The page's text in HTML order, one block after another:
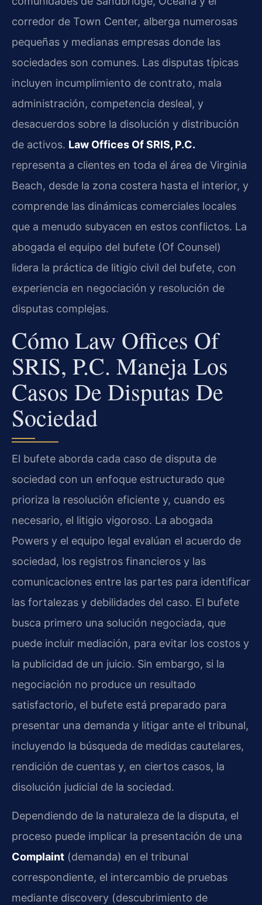
corredor de Town Center, alberga numerosas
pequeñas y medianas empresas donde las
sociedades son comunes. Las disputas típicas
incluyen incumplimiento de contrato, mala
administración, competencia desleal, y
desacuerdos sobre la disolución y distribución
de activos. Law Offices Of SRIS, P.C.
representa a clientes en toda el área de Virginia
Beach, desde la zona costera hasta el interior, y
comprende las dinámicas comerciales locales
que a menudo subyacen en estos conflictos. La
abogada el equipo del bufete (Of Counsel)
lidera la práctica de litigio civil del bufete, con
experiencia en negociación y resolución de
disputas complejas.
Cómo Law Offices Of
SRIS, P.C. Maneja Los
Casos De Disputas De
Sociedad
El bufete aborda cada caso de disputa de
sociedad con un enfoque estructurado que
prioriza la resolución eficiente y, cuando es
necesario, el litigio vigoroso. La abogada
Powers y el equipo legal evalúan el acuerdo de
sociedad, los registros financieros y las
comunicaciones entre las partes para identificar
las fortalezas y debilidades del caso. El bufete
busca primero una solución negociada, que
puede incluir mediación, para evitar los costos y
la publicidad de un juicio. Sin embargo, si la
negociación no produce un resultado
satisfactorio, el bufete está preparado para
presentar una demanda y litigar ante el tribunal,
incluyendo la búsqueda de medidas cautelares,
rendición de cuentas y, en ciertos casos, la
disolución judicial de la sociedad.
Dependiendo de la naturaleza de la disputa, el
proceso puede implicar la presentación de una
Complaint (demanda) en el tribunal
correspondiente, el intercambio de pruebas
mediante discovery (descubrimiento de